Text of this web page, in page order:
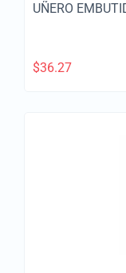
UÑERO
$36.27